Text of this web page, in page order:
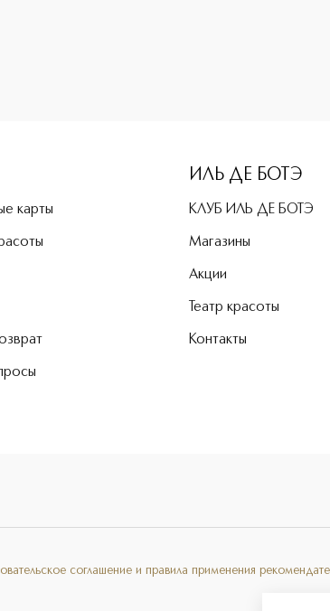
карты
ИЛЬ ДЕ БОТЭ
КЛУБ ИЛЬ ДЕ БОТЭ
Магазины
Акции
Театр красоты
Контакты
соглашение и правила применения